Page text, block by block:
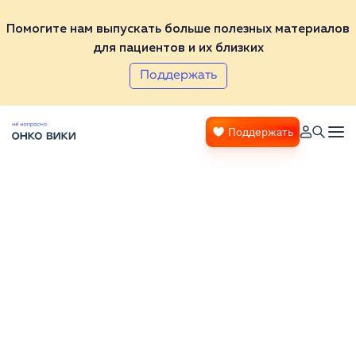
Помогите нам выпускать больше полезных материалов
для пациентов и их близких
Поддержать
Поддержать